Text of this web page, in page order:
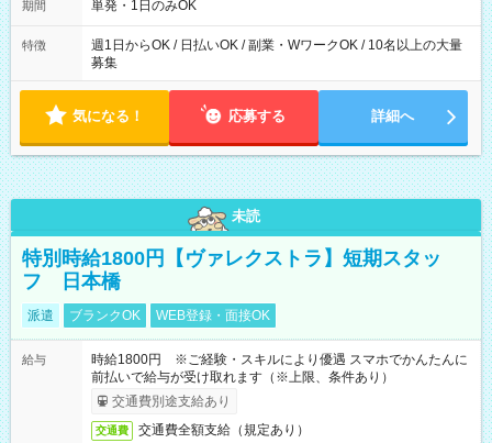
期間 単発・1日のみOK
特徴
週1日からOK / 日払いOK / 副業・WワークOK / 10名以上の大量
募集
気になる！ 応募する 詳細へ
未読
特別時給1800円【ヴァレクストラ】短期スタッ
フ 日本橋
派遣 ブランクOK WEB登録・面接OK
給与
時給1800円 ※ご経験・スキルにより優遇 スマホでかんたんに
前払いで給与が受け取れます（※上限、条件あり）
交通費別途支給あり
交通費 交通費全額支給（規定あり）